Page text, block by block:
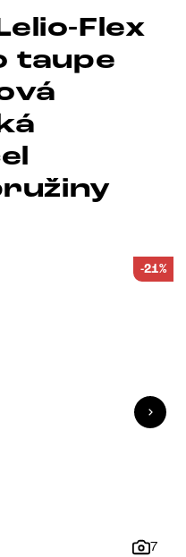
Flex
taupe
7
-21%